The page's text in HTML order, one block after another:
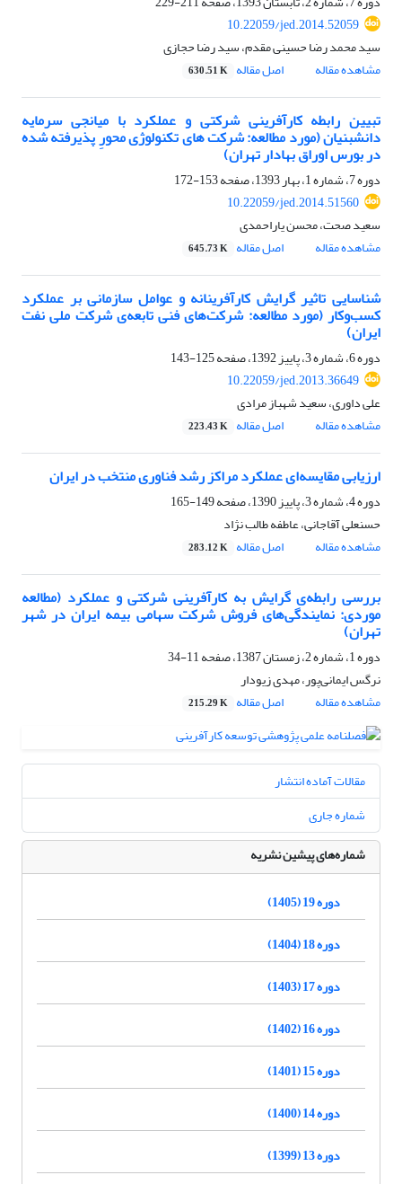
10.22059/jed.2014.52059
سید محمد رضا حسینی مقدم، سید رضا حجازی
مشاهده مقاله
اصل مقاله 630.51 K
تبیین رابطه کارآفرینی شرکتی و عملکرد با میانجی سرمایه
دانشبنیان (مورد مطالعه: شرکت های تکنولوژی محورِ پذیرفته شده
در بورس اوراق بهادار تهران)
دوره 7، شماره 1، بهار 1393، صفحه
153-172
10.22059/jed.2014.51560
سعید صحت، محسن یاراحمدی
مشاهده مقاله
اصل مقاله 645.73 K
شناسایی تاثیر گرایش کارآفرینانه و عوامل سازمانی بر عملکرد
کسب‌وکار (مورد مطالعه: شرکت‌های فنی تابعه‌ی شرکت ملی نفت
ایران)
دوره 6، شماره 3، پاییز 1392، صفحه
125-143
10.22059/jed.2013.36649
علی داوری، سعید شهباز مرادی
مشاهده مقاله
اصل مقاله 223.43 K
ارزیابی مقایسه‌ای عملکرد مراکز رشد فناوری منتخب در ایران
دوره 4، شماره 3، پاییز 1390، صفحه
149-165
حسنعلی آقاجانی، عاطفه طالب نژاد
مشاهده مقاله
اصل مقاله 283.12 K
بررسی رابطه‌ی گرایش به کارآفرینی شرکتی و عملکرد (مطالعه
موردی: نمایندگی‌های فروش شرکت سهامی بیمه ایران در شهر
تهران)
دوره 1، شماره 2، زمستان 1387، صفحه
11-34
نرگس ایمانی‌پور، مهدی زیودار
مشاهده مقاله
اصل مقاله 215.29 K
مقالات آماده انتشار
شماره جاری
شماره‌های پیشین نشریه
دوره 19 (1405)
دوره 18 (1404)
دوره 17 (1403)
دوره 16 (1402)
دوره 15 (1401)
دوره 14 (1400)
دوره 13 (1399)